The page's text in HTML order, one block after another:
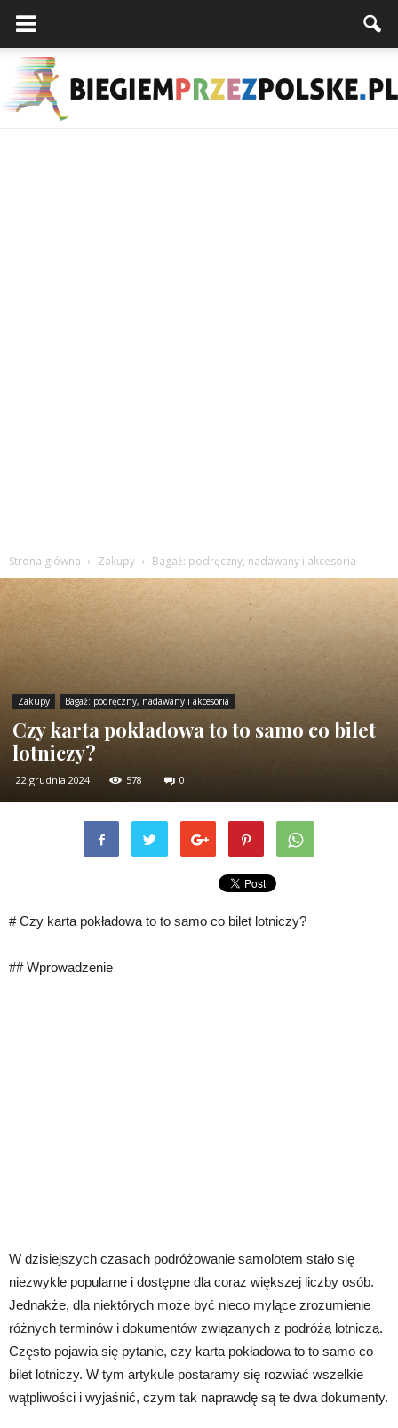
Strona główna Zakupy Bagaż: podręczny, nadawany i akcesoria
Zakupy Bagaż: podręczny, nadawany i akcesoria
Czy karta pokładowa to to samo co bilet
lotniczy?
22 grudnia 2024 578 0
# Czy karta pokładowa to to samo co bilet lotniczy?
## Wprowadzenie
W dzisiejszych czasach podróżowanie samolotem stało się
niezwykle popularne i dostępne dla coraz większej liczby osób.
Jednakże, dla niektórych może być nieco mylące zrozumienie
różnych terminów i dokumentów związanych z podróżą lotniczą.
Często pojawia się pytanie, czy karta pokładowa to to samo co
bilet lotniczy. W tym artykule postaramy się rozwiać wszelkie
wątpliwości i wyjaśnić, czym tak naprawdę są te dwa dokumenty.